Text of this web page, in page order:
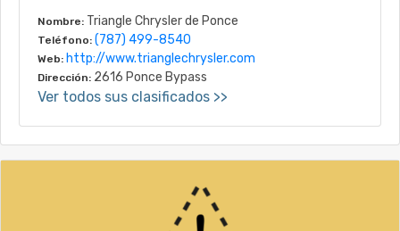
Nombre: Triangle Chrysler de Ponce
Teléfono: (787) 499-8540
Web: http://www.trianglechrysler.com
Dirección: 2616 Ponce Bypass
Ver todos sus clasificados >>